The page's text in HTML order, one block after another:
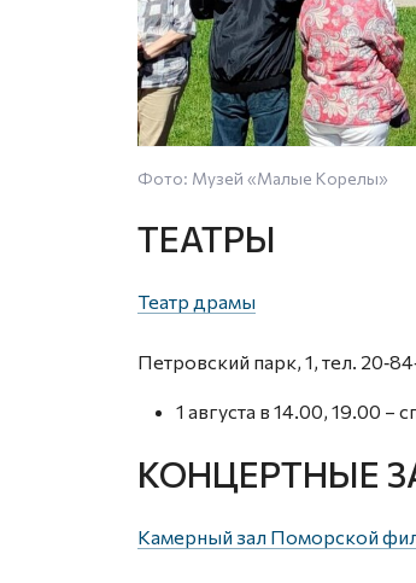
Фото: Музей «Малые Корелы»
ТЕАТРЫ
Театр драмы
Петровский парк, 1, тел.
1 августа в 14.00, 19.00
КОНЦЕРТНЫЕ
Камерный зал Поморской